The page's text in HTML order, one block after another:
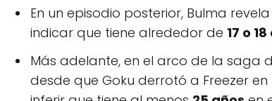
En un episodio posterior, Bulma
indicar que tiene alrededor de 17 o
Más adelante, en el arco de la saga
desde que Goku derrotó a Freezer